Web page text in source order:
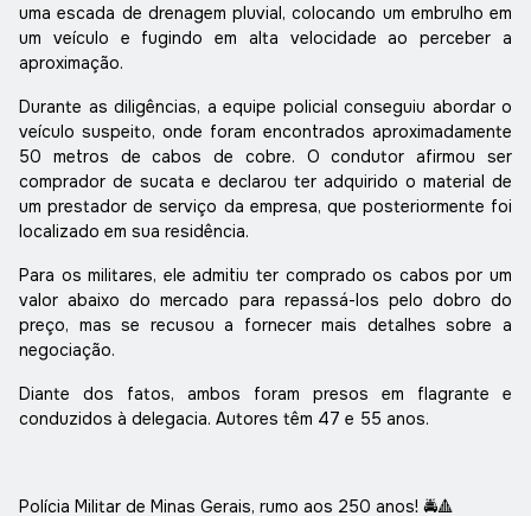
uma escada de drenagem pluvial, colocando um embrulho em
um veículo e fugindo em alta velocidade ao perceber a
aproximação.
Durante as diligências, a equipe policial conseguiu abordar o
veículo suspeito, onde foram encontrados aproximadamente
50 metros de cabos de cobre. O condutor afirmou ser
comprador de sucata e declarou ter adquirido o material de
um prestador de serviço da empresa, que posteriormente foi
localizado em sua residência.
Para os militares, ele admitiu ter comprado os cabos por um
valor abaixo do mercado para repassá-los pelo dobro do
preço, mas se recusou a fornecer mais detalhes sobre a
negociação.
Diante dos fatos, ambos foram presos em flagrante e
conduzidos à delegacia. Autores têm 47 e 55 anos.
Polícia Militar de Minas Gerais, rumo aos 250 anos! 🚔🔺